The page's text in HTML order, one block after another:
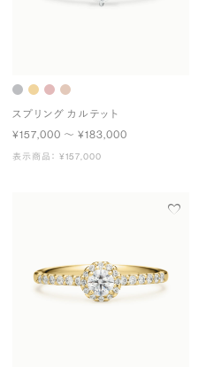
スプリング カルテット
¥157,000 〜 ¥183,000
表示商品： ¥157,000